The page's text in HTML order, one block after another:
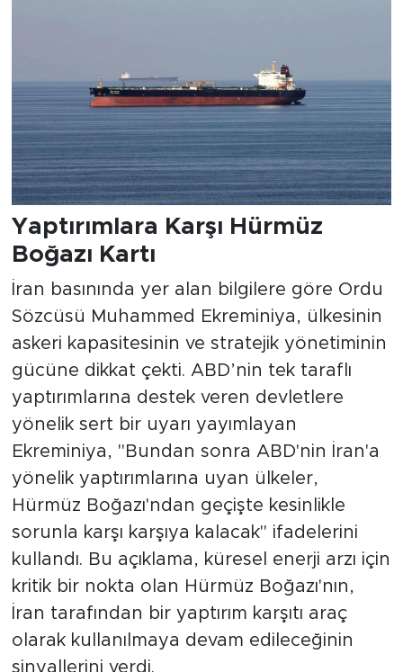
Yaptırımlara Karşı Hürmüz
Boğazı Kartı
İran basınında yer alan bilgilere göre Ordu
Sözcüsü Muhammed Ekreminiya, ülkesinin
askeri kapasitesinin ve stratejik yönetiminin
gücüne dikkat çekti. ABD’nin tek taraflı
yaptırımlarına destek veren devletlere
yönelik sert bir uyarı yayımlayan
Ekreminiya, "Bundan sonra ABD'nin İran'a
yönelik yaptırımlarına uyan ülkeler,
Hürmüz Boğazı'ndan geçişte kesinlikle
sorunla karşı karşıya kalacak" ifadelerini
kullandı. Bu açıklama, küresel enerji arzı için
kritik bir nokta olan Hürmüz Boğazı'nın,
İran tarafından bir yaptırım karşıtı araç
olarak kullanılmaya devam edileceğinin
sinyallerini verdi.